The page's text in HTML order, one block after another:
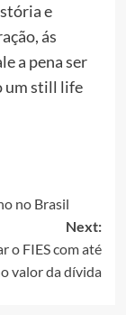
e
ás
a pena ser
um still life
no Brasil
Next:
o FIES com até
valor da dívida